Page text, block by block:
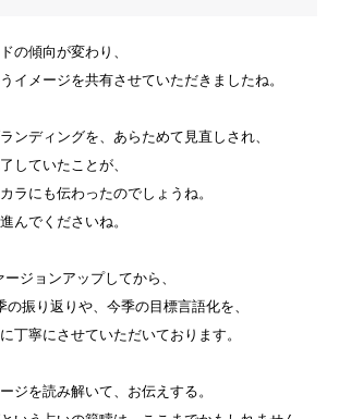
の傾向が変わり、
イメージを共有させていただきましたね。
ンディングを、あらためて見直しされ、
していたことが、
ラにも伝わったのでしょうね。
んでくださいね。
ジョンアップしてから、
振り返りや、今季の目標言語化を、
丁寧にさせていただいております。
ジを読み解いて、お伝えする。